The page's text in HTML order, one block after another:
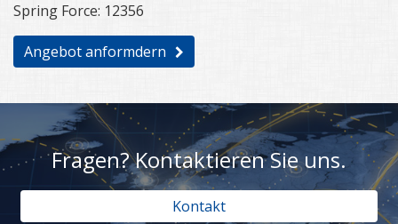
Spring Force: 12356
Angebot anformdern
Fragen? Kontaktieren Sie uns.
Kontakt